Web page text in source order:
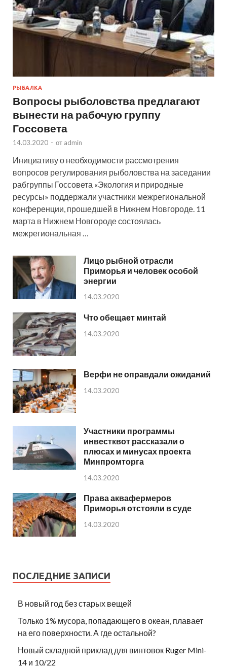
РЫБАЛКА
Вопросы рыболовства предлагают
вынести на рабочую группу
Госсовета
14.03.2020 - от admin
Инициативу о необходимости рассмотрения
вопросов регулирования рыболовства на заседании
рабгруппы Госсовета «Экология и природные
ресурсы» поддержали участники межрегиональной
конференции, прошедшей в Нижнем Новгороде. 11
марта в Нижнем Новгороде состоялась
межрегиональная …
Лицо рыбной отрасли
Приморья и человек особой
энергии
14.03.2020
Что обещает минтай
14.03.2020
Верфи не оправдали ожиданий
14.03.2020
Участники программы
инвестквот рассказали о
плюсах и минусах проекта
Минпромторга
14.03.2020
Права аквафермеров
Приморья отстояли в суде
14.03.2020
ПОСЛЕДНИЕ ЗАПИСИ
В новый год без старых вещей
Только 1% мусора, попадающего в океан, плавает
на его поверхности. А где остальной?
Новый складной приклад для винтовок Ruger Mini-
14 и 10/22